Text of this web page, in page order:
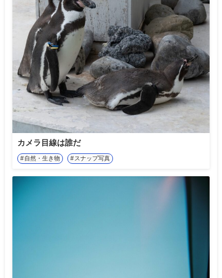
カメラ目線は誰だ
自然・生き物 スナップ写真